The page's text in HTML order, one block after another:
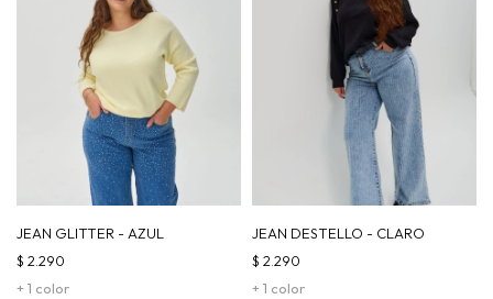
JEAN GLITTER - AZUL
+ 1 color
$ 2.290
JEAN DESTELLO - CLARO
+ 1 color
$ 2.290